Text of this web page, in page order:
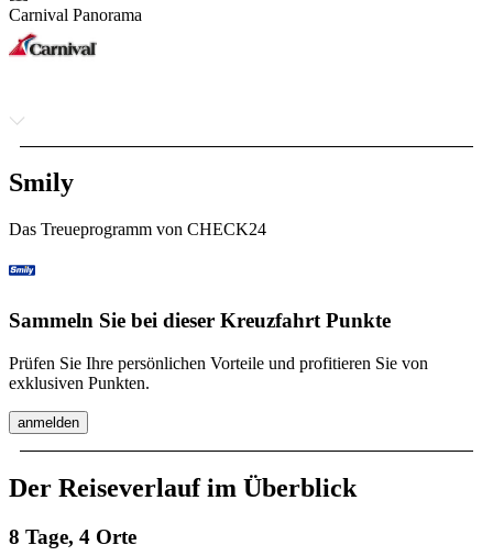
Carnival Panorama
Smily
Das Treueprogramm von CHECK24
Sammeln Sie bei dieser Kreuzfahrt Punkte
Prüfen Sie Ihre persönlichen Vorteile und profitieren Sie von
exklusiven Punkten.
anmelden
Der Reiseverlauf im Überblick
8 Tage, 4 Orte